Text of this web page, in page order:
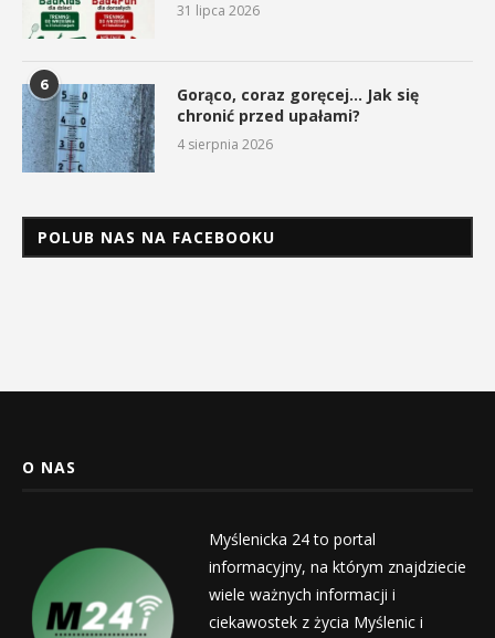
31 lipca 2026
6
Gorąco, coraz goręcej… Jak się
chronić przed upałami?
4 sierpnia 2026
POLUB NAS NA FACEBOOKU
O NAS
Myślenicka 24 to portal
informacyjny, na którym znajdziecie
wiele ważnych informacji i
ciekawostek z życia Myślenic i